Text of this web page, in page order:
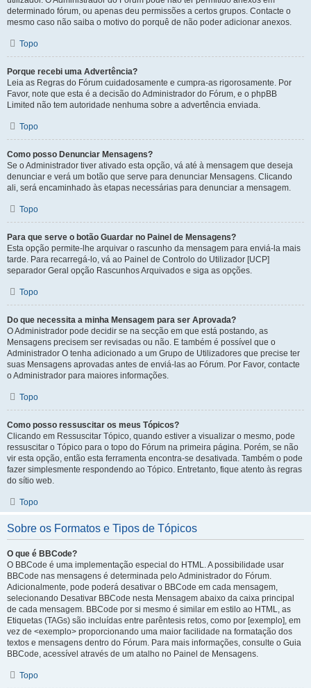
determinado fórum, ou apenas deu permissões a certos grupos. Contacte o
mesmo caso não saiba o motivo do porquê de não poder adicionar anexos.
Topo
Porque recebi uma Advertência?
Leia as Regras do Fórum cuidadosamente e cumpra-as rigorosamente. Por
Favor, note que esta é a decisão do Administrador do Fórum, e o phpBB
Limited não tem autoridade nenhuma sobre a advertência enviada.
Topo
Como posso Denunciar Mensagens?
Se o Administrador tiver ativado esta opção, vá até à mensagem que deseja
denunciar e verá um botão que serve para denunciar Mensagens. Clicando
ali, será encaminhado às etapas necessárias para denunciar a mensagem.
Topo
Para que serve o botão Guardar no Painel de Mensagens?
Esta opção permite-lhe arquivar o rascunho da mensagem para enviá-la mais
tarde. Para recarregá-lo, vá ao Painel de Controlo do Utilizador [UCP]
separador Geral opção Rascunhos Arquivados e siga as opções.
Topo
Do que necessita a minha Mensagem para ser Aprovada?
O Administrador pode decidir se na secção em que está postando, as
Mensagens precisem ser revisadas ou não. E também é possível que o
Administrador O tenha adicionado a um Grupo de Utilizadores que precise ter
suas Mensagens aprovadas antes de enviá-las ao Fórum. Por Favor, contacte
o Administrador para maiores informações.
Topo
Como posso ressuscitar os meus Tópicos?
Clicando em Ressuscitar Tópico, quando estiver a visualizar o mesmo, pode
ressuscitar o Tópico para o topo do Fórum na primeira página. Porém, se não
vir esta opção, então esta ferramenta encontra-se desativada. Também o pode
fazer simplesmente respondendo ao Tópico. Entretanto, fique atento às regras
do sítio web.
Topo
Sobre os Formatos e Tipos de Tópicos
O que é BBCode?
O BBCode é uma implementação especial do HTML. A possibilidade usar
BBCode nas mensagens é determinada pelo Administrador do Fórum.
Adicionalmente, pode poderá desativar o BBCode em cada mensagem,
selecionando Desativar BBCode nesta Mensagem abaixo da caixa principal
de cada mensagem. BBCode por si mesmo é similar em estilo ao HTML, as
Etiquetas (TAGs) são incluídas entre parêntesis retos, como por [exemplo], em
vez de <exemplo> proporcionando uma maior facilidade na formatação dos
textos e mensagens dentro do Fórum. Para mais informações, consulte o Guia
BBCode, acessível através de um atalho no Painel de Mensagens.
Topo